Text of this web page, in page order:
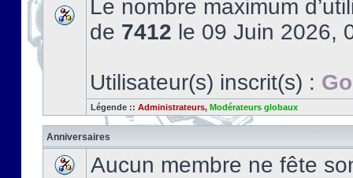
Le nombre maximum
de 7412 le 09 Juin 2026,
Utilisateur(s) inscrit(s) :
Légende :: Administrateurs, Modérateurs globaux
Anniversaires
Aucun membre ne fête